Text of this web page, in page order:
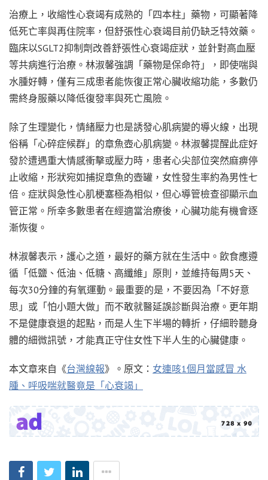
治療上，收縮性心衰竭有成熟的「四本柱」藥物，可顯著降
低死亡率與再住院率，但舒張性心衰竭目前仍缺乏特效藥。
臨床以SGLT2抑制劑改善舒張性心衰竭症狀，並針對高血壓
等共病進行治療。林淑馨強調「藥物是保命符」，即使喘與
水腫好轉，僅有三成患者能恢復正常心臟收縮功能，多數仍
需終身服藥以降低復發率與死亡風險。
除了生理變化，情緒壓力也是誘發心肌病變的導火線，出現
俗稱「心碎症候群」的章魚壺心肌病變。林淑馨提醒此症好
發於遭遇重大情感衝擊或壓力時，患者心尖部位突然麻痹停
止收縮，形狀宛如捕捉章魚的壺罐，女性發生率約為男性七
倍。症狀與急性心肌梗塞極為相似，但心導管檢查卻顯示血
管正常。所幸多數患者在經適當治療後，心臟功能有機會逐
漸恢復。
林淑馨表示，護心之道，最好的藥方就在生活中。飲食應遵
循「低鹽、低油、低糖、高纖維」原則，並維持每周5天、
每次30分鐘的有氧運動。最重要的是，不要因為「不好意
思」或「怕小題大做」而不敢就醫延誤診斷與治療。更年期
不是健康衰退的起點，而是人生下半場的轉折，仔細聆聽身
體的細微訊號，才能真正守住女性下半人生的心臟健康。
本文章來自《台灣線報》。原文： 女連咳1個月當感冒 水
腫、呼吸喘就醫竟是「心衰竭」